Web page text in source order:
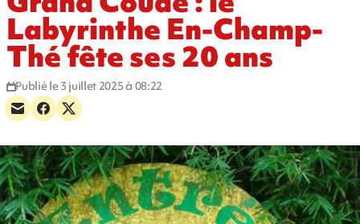
Labyrinthe En-Champ-
Thé fête ses 20 ans
Publié le 3 juillet 2025 à 08:22